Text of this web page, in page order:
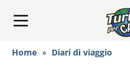
Home » Diari di viaggio